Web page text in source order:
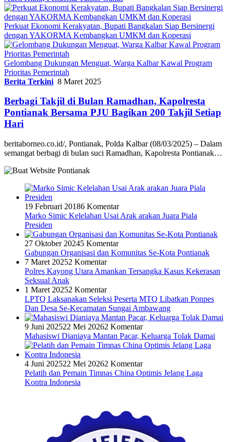
Perkuat Ekonomi Kerakyatan, Bupati Bangkalan Siap Bersinergi
dengan YAKORMA Kembangkan UMKM dan Koperasi
Gelombang Dukungan Menguat, Warga Kalbar Kawal Program
Prioritas Pemerintah
Berita Terkini 8 Maret 2025
Berbagi Takjil di Bulan Ramadhan, Kapolresta
Pontianak Bersama PJU Bagikan 200 Takjil Setiap
Hari
beritaborneo.co.id/, Pontianak, Polda Kalbar (08/03/2025) – Dalam
semangat berbagi di bulan suci Ramadhan, Kapolresta Pontianak…
19 Februari 20186 Komentar
Marko Simic Kelelahan Usai Arak arakan Juara Piala
Presiden
27 Oktober 20245 Komentar
Gabungan Organisasi dan Komunitas Se-Kota Pontianak
7 Maret 20252 Komentar
Polres Kayong Utara Amankan Tersangka Kasus Kekerasan
Seksual Anak
1 Maret 20252 Komentar
LPTQ Laksanakan Seleksi Peserta MTQ Libatkan Ponpes
Dan Desa Se-Kecamatan Sungai Ambawang
9 Juni 202522 Mei 20262 Komentar
Mahasiswi Dianiaya Mantan Pacar, Keluarga Tolak Damai
4 Juni 202522 Mei 20262 Komentar
Pelatih dan Pemain Timnas China Optimis Jelang Laga
Kontra Indonesia